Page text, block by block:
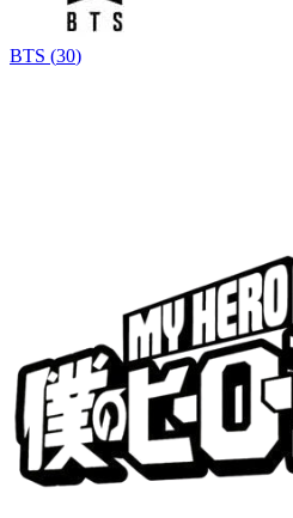
BTS (30)